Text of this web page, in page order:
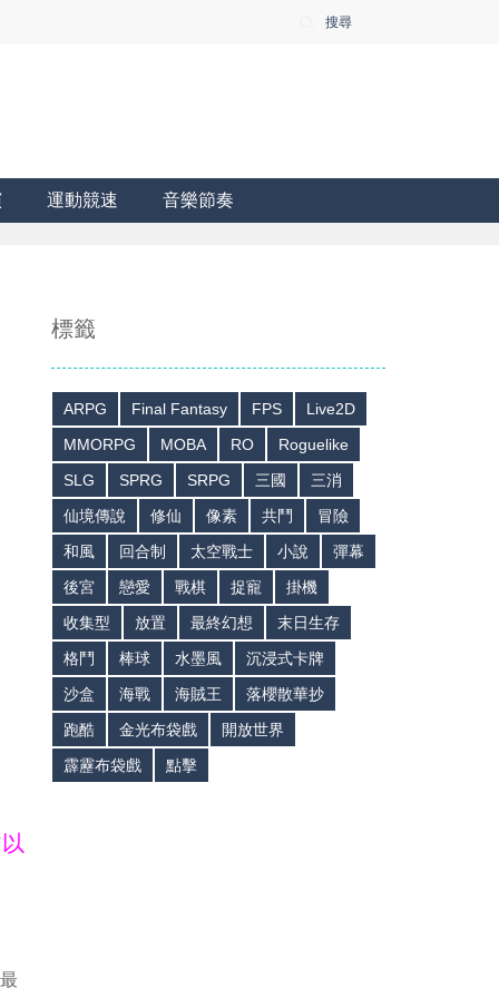
搜尋
運動競速 音樂節奏
標籤
ARPG Final Fantasy FPS
Live2D
MMORPG
MOBA RO
Roguelike
SLG
SPRG SRPG 三國
三消
仙境傳說
修仙 像素 共鬥
冒險
和風
回合制 太空戰士 小說
彈幕
後宮
戀愛 戰棋 捉寵
掛機
收集型
放置 最終幻想
末日生存
格鬥
棒球 水墨風
沉浸式卡牌
沙盒
海戰 海賊王
落櫻散華抄
跑酷
金光布袋戲
開放世界
霹靂布袋戲
點擊